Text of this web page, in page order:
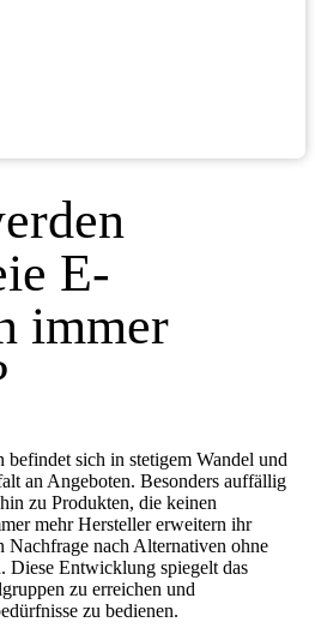
E-
immer
sich in stetigem Wandel und
an Angeboten. Besonders auffällig
zu Produkten, die keinen
mehr Hersteller erweitern ihr
Nachfrage nach Alternativen ohne
Diese Entwicklung spiegelt das
zu erreichen und
zu bedienen.